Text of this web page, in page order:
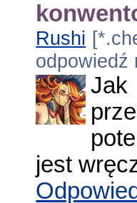
Rushi
jest